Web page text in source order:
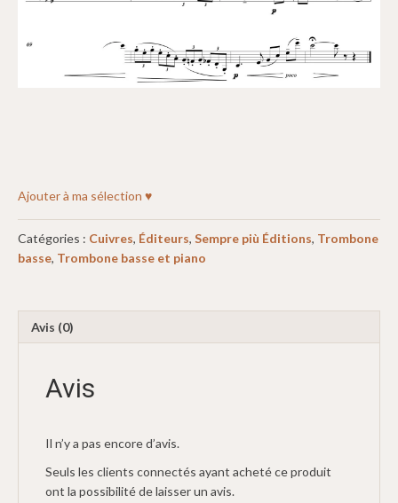
Ajouter à ma sélection ♥
Catégories : Cuivres, Éditeurs, Sempre più Éditions, Trombone
basse, Trombone basse et piano
Avis (0)
Avis
Il n’y a pas encore d’avis.
Seuls les clients connectés ayant acheté ce produit
ont la possibilité de laisser un avis.